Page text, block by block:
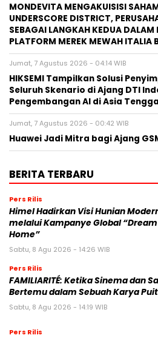
MONDEVITA MENGAKUISISI
UNDERSCORE DISTRICT,
SEBAGAI LANGKAH KEDUA DALAM
PLATFORM MEREK MEWAH ITALIA
Jumat, 7 Agustus 2026 - 04:14 WIB
HIKSEMI Tampilkan Solusi
Seluruh Skenario di Ajang DTI
Pengembangan AI di Asia
Jumat, 7 Agustus 2026 - 00:42 WIB
Huawei Jadi Mitra bagi Ajang
BERITA TERBARU
Pers Rilis
Himel Hadirkan Visi Hunian
melalui Kampanye Global “Dream
Home”
Sabtu, 8 Agu 2026 - 14:26 WIB
Pers Rilis
FAMILIARITÉ: Ketika Sinema dan
Bertemu dalam Sebuah Karya
Sabtu, 8 Agu 2026 - 14:19 WIB
Pers Rilis